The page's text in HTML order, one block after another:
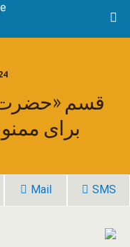
قسم «حضرت
برای
Mail SMS